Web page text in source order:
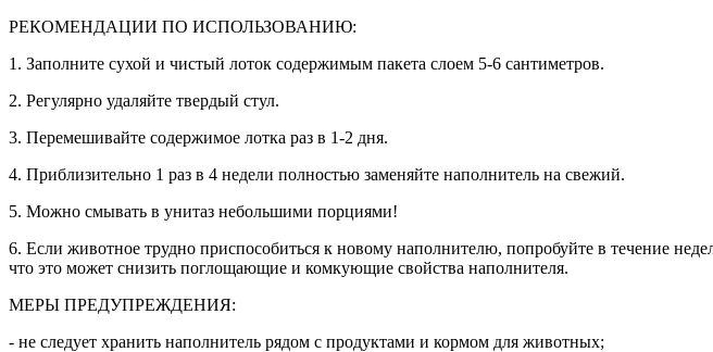
РЕКОМЕНДАЦИИ ПО ИСПОЛЬЗОВАНИЮ:
1. Заполните сухой и чистый лоток содержимым пакета слоем 5-6 сантиметров.
2. Регулярно удаляйте твердый стул.
3. Перемешивайте содержимое лотка раз в 1-2 дня.
4. Приблизительно 1 раз в 4 недели полностью заменяйте наполнитель на свежий.
5. Можно смывать в унитаз небольшими порциями!
6. Если животное трудно приспособиться к новому наполнителю, попробуйте в течение
что это может снизить поглощающие и комкующие свойства наполнителя.
МЕРЫ ПРЕДУПРЕЖДЕНИЯ:
- не следует хранить наполнитель рядом с продуктами и кормом для животных;